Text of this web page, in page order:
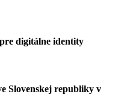
digitálne identity
Slovenskej republiky v